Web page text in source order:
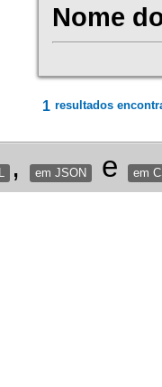
Nome
1 resultados
, em JSON e em